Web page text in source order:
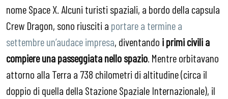
nome Space X. Alcuni turisti spaziali, a bordo della capsula
Crew Dragon, sono riusciti a portare a termine a
settembre un’audace impresa, diventando i primi civili ​​a
compiere una passeggiata nello spazio . Mentre orbitavano
attorno alla Terra a 738 chilometri di altitudine (circa il
doppio di quella della Stazione Spaziale Internazionale), il